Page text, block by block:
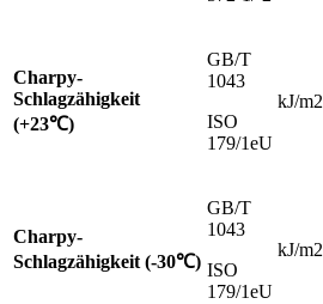
Charpy-
Schlagzähigkeit
(+23℃)
GB/T
1043
ISO
179/1eU
kJ/m2
Charpy-
Schlagzähigkeit (-30℃)
GB/T
1043
ISO
179/1eU
kJ/m2